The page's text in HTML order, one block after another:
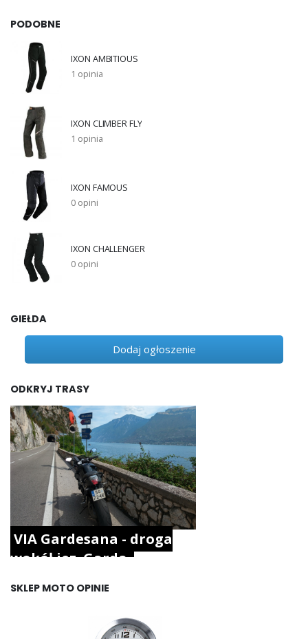
PODOBNE
IXON AMBITIOUS
1 opinia
IXON CLIMBER FLY
1 opinia
IXON FAMOUS
0 opini
IXON CHALLENGER
0 opini
GIEŁDA
Dodaj ogłoszenie
ODKRYJ TRASY
VIA Gardesana - droga
wokół jez. Garda.
SKLEP MOTO OPINIE